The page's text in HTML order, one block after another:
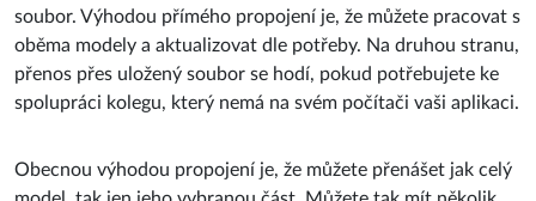
soubor. Výhodou přímého propojení je, že můžete pracovat s
oběma modely a aktualizovat dle potřeby. Na druhou stranu,
přenos přes uložený soubor se hodí, pokud potřebujete ke
spolupráci kolegu, který nemá na svém počítači vaši aplikaci.
Obecnou výhodou propojení je, že můžete přenášet jak celý